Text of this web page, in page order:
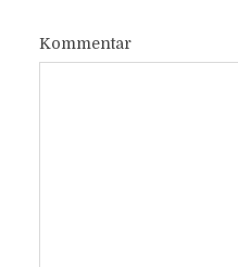
Kommentar